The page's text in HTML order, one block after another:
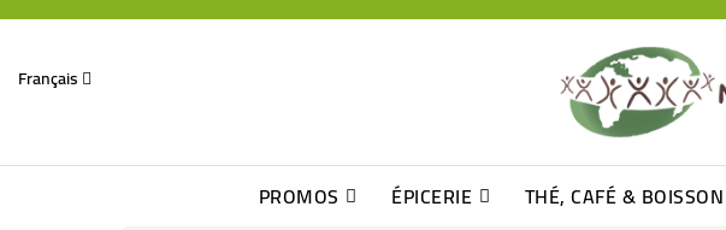
Français
PROMOS ÉPICERIE THÉ, CAFÉ & BOISSON